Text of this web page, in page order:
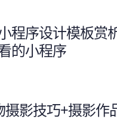
程序设计模板赏
的小程序
摄影技巧+摄影作